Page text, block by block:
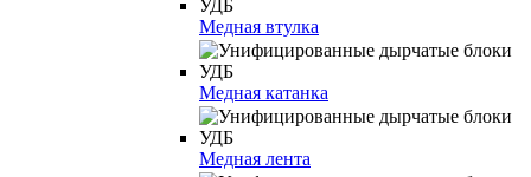
Медная втулка
Медная катанка
Медная лента